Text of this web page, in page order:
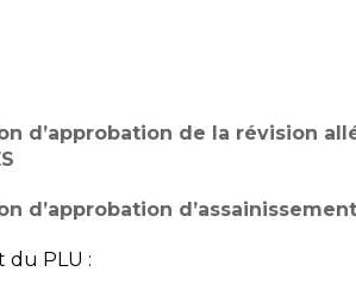
d’approbation de la révision
d’approbation
du PLU :